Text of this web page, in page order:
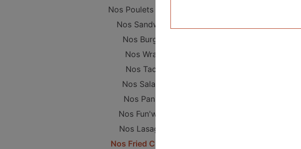
Nos Poulets Braisés
Nos Sandwichs
Nos Burgers
Nos Wraps
Nos Tacos
Nos Salades
Nos Paninis
Nos Fun'wichs
Nos Lasagnes
Nos Fried Chicken